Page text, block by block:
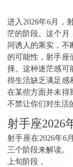
进入2026年6月，
茫的阶段。这个月
同诱人的果实，不
的可能性，射手座
择。这种迷茫感可
得生活缺乏满足感
在某些方面并未得
不禁让你们对生活
射手座2026
射手座在2026年6
三个阶段来解读。
上旬阶段，